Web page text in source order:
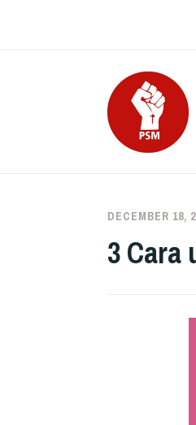
DECEMBER 18,
3 Cara